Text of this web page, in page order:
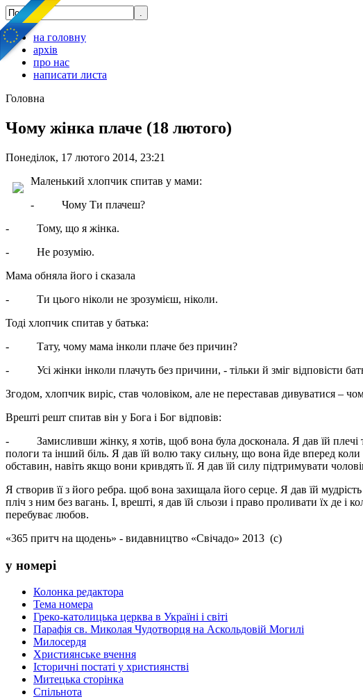
на головну
архів
про нас
написати листа
Головна
Чому жінка плаче (18 лютого)
Понеділок, 17 лютого 2014, 23:21
Маленький хлопчик спитав у мами:
- Чому Ти плачеш?
- Тому, що я жінка.
- Не розумію.
Мама обняла його і сказала
- Ти цього ніколи не зрозумієш, ніколи.
Тоді хлопчик спитав у батька:
- Тату, чому мама інколи плаче без причин?
- Усі жінки інколи плачуть без причини, - тільки й зміг відповісти
Згодом, хлопчик виріс, став чоловіком, але не переставав дивуватися –
Врешті решт спитав він у Бога і Бог відповів:
- Замисливши жінку, я хотів, щоб вона була досконала. Я дав їй плечі
пологи та інший біль. Я дав їй волю таку сильну, що вона йде вперед
обставин, навіть якщо вони кривдять її. Я дав їй силу підтримувати
Я створив її з його ребра. щоб вона захищала його серце. Я дав їй
пліч з ним без вагань. І, врешті, я дав їй сльози і право проливати їх де і
перебуває любов.
«365 притч на щодень» - видавництво «Свічадо» 2013 (с)
у номері
Колонка редактора
Тема номера
Греко-католицька церква в Україні і світі
Парафія св. Миколая Чудотворця на Аскольдовій Могилі
Милосердя
Християнське вчення
Історичні постаті у християнстві
Митецька сторінка
Спільнота